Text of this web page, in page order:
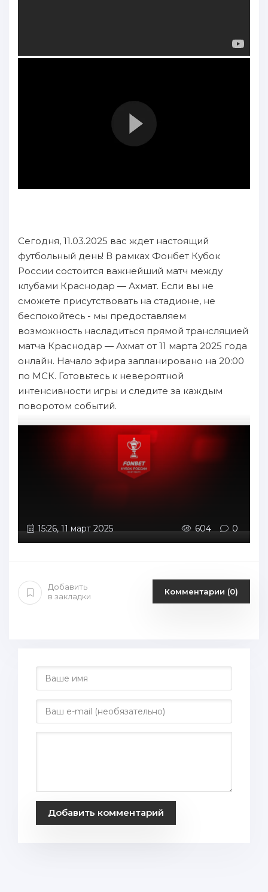
Сегодня, 11.03.2025 вас ждет настоящий
футбольный день! В рамках Фонбет Кубок
России состоится важнейший матч между
клубами Краснодар — Ахмат. Если вы не
сможете присутствовать на стадионе, не
беспокойтесь - мы предоставляем
возможность насладиться прямой трансляцией
матча Краснодар — Ахмат от 11 марта 2025 года
онлайн. Начало эфира запланировано на 20:00
по МСК. Готовьтесь к невероятной
интенсивности игры и следите за каждым
поворотом событий.
15:26, 11 март 2025 604 0
Добавить
в закладки
Комментарии (0)
Добавить комментарий